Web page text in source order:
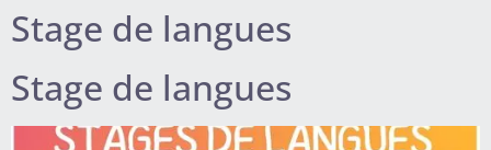
Stage de langues
Stage de langues